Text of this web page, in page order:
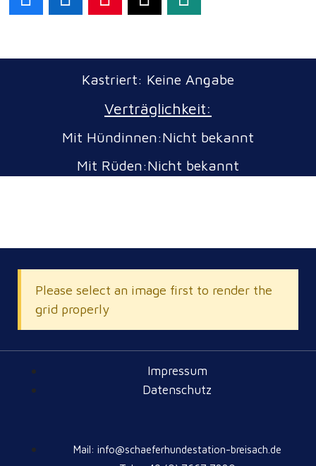
Kastriert: Keine Angabe
Verträglichkeit:
Mit Hündinnen:Nicht bekannt
Mit Rüden:Nicht bekannt
Please select an image first to render the
grid properly
Impressum
Datenschutz
Mail: info@schaeferhundestation-breisach.de